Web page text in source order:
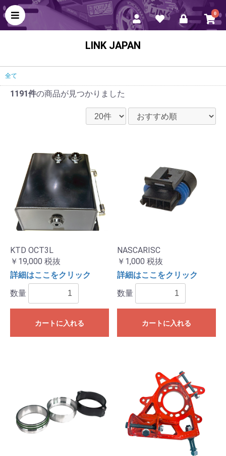
0
LINK JAPAN
全て
1191件の商品が見つかりました
KTD OCT3L
￥19,000 税抜
詳細はここをクリック
数量
カートに入れる
NASCARISC
￥1,000 税抜
詳細はここをクリック
数量
カートに入れる